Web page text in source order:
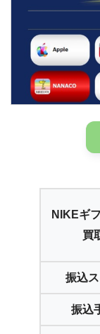
NIKEギ
買
振込
振込